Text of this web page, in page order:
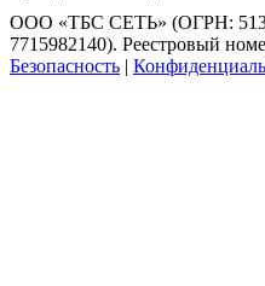
ООО «ТБС СЕТЬ» (ОГРН:
7715982140). Реестровый
Безопасность |